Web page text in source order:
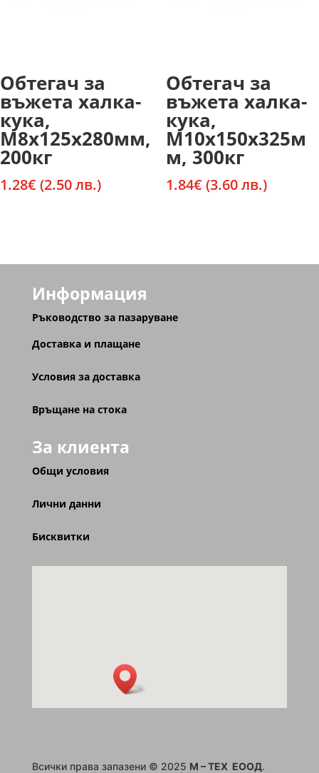
Обтегач за
въжета халка-
кука,
М8х125х280мм,
200кг
1.28€ (2.50 лв.)
Обтегач за
въжета халка-
кука,
М10х150х325м
м, 300кг
1.84€ (3.60 лв.)
Информация
Ръководство за пазаруване
Доставка и плащане
Условия за доставка
Връщане на стока
За клиента
Общи условия
Лични данни
Бисквитки
Всички права запазени © 2025 M – TEX ЕООД.